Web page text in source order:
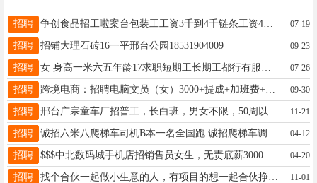
招聘 争创食品招工啦案台包装工工资3千到4千链条工资4千到6千满勤奖200每日餐补7元工龄3百封顶电话15227368965 07-19
招聘 招铺大理石砖16一平邢台公园18531904009 09-23
招聘 07-26
招聘 跨境电商：招聘电脑文员（女）3000+提成+加班费+餐补+夜班福利+早餐+全勤奖不用接打电话咨询13393097600 09-30
招聘 11-21
招聘 04-12
招聘 $$$中北数码城手机店招销售员女生，无责底薪3000+提成工作轻松要求形象好有耐心沟通表达能力好18632909982 04-20
招聘 找个合伙一起做小生意的人，有项目的想一起合伙挣钱的加我网络实体均可，电话同步18903193527 11-01